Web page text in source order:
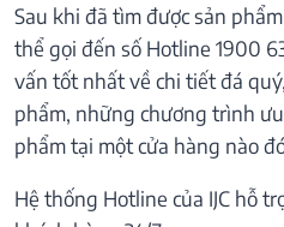
Sau khi đã tìm được sản
thể gọi đến số Hotline 1900
vấn tốt nhất về chi tiết đá
phẩm, những chương trình
phẩm tại một cửa hàng nào
Hệ thống Hotline của IJC hỗ